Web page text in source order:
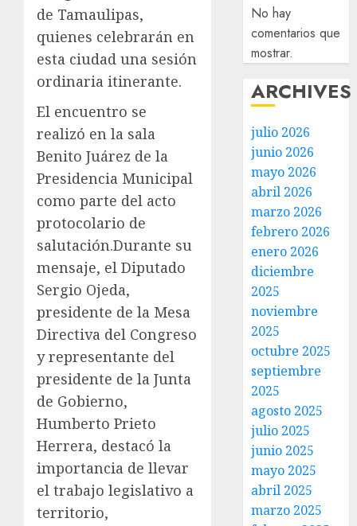
de Tamaulipas,
quienes celebrarán en
esta ciudad una sesión
ordinaria itinerante.
El encuentro se
realizó en la sala
Benito Juárez de la
Presidencia Municipal
como parte del acto
protocolario de
salutación.Durante su
mensaje, el Diputado
Sergio Ojeda,
presidente de la Mesa
Directiva del Congreso
y representante del
presidente de la Junta
de Gobierno,
Humberto Prieto
Herrera, destacó la
importancia de llevar
el trabajo legislativo a
territorio,
No hay
comentarios que
mostrar.
ARCHIVES
julio 2026
junio 2026
mayo 2026
abril 2026
marzo 2026
febrero 2026
enero 2026
diciembre
2025
noviembre
2025
octubre 2025
septiembre
2025
agosto 2025
julio 2025
junio 2025
mayo 2025
abril 2025
marzo 2025